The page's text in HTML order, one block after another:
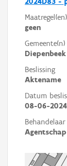
Maatregel(en)
geen
Gemeente(n)
Diepenbeek
Beslissing
Aktename
Datum
08-06-2024
Behandelaar